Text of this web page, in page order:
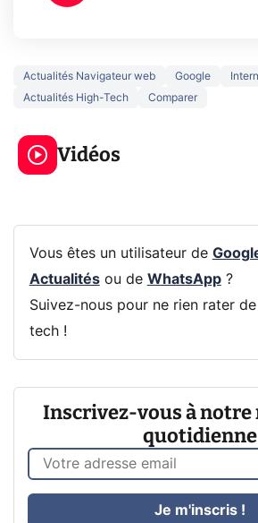
Actualités Navigateur web Google
Actualités High-Tech
Comparer
Vidéos
5 générations de
jeux dans la
prochaine Xbox !
Vous êtes un utilisateur de
Actualitésou de WhatsApp?
Suivez-nous pour ne rien rater
tech !
Inscrivez-vous à
quotidienne
Je m'inscris !